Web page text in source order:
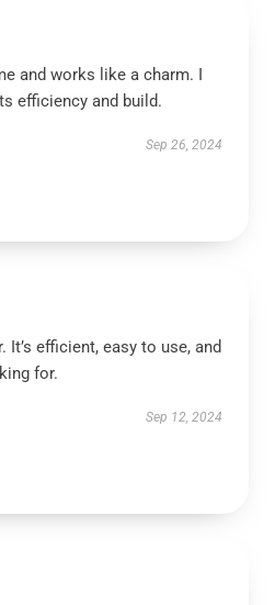
and works like a charm. I
efficiency and build.
Sep 26, 2024
efficient, easy to use, and
for.
Sep 12, 2024